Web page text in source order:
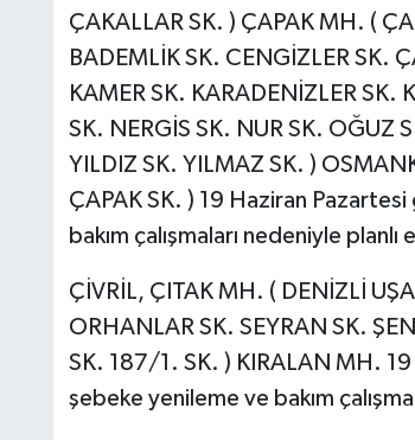
ÇAKALLAR SK. ) ÇAPAK MH. (
BADEMLİK SK. CENGİZLER SK.
KAMER SK. KARADENİZLER SK.
SK. NERGİS SK. NUR SK. OĞUZ
YILDIZ SK. YILMAZ SK. )
ÇAPAK SK. ) 19 Haziran
bakım çalışmaları nedeniyle
ÇİVRİL, ÇITAK MH. ( DENİZLİ
ORHANLAR SK. SEYRAN SK.
SK. 187/1. SK. ) KIRALAN MH.
şebeke yenileme ve bakım